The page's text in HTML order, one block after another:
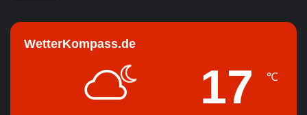
WetterKompass.de
17 ℃